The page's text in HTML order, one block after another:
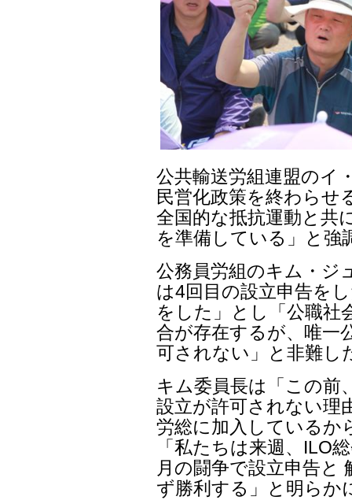
公共輸送労組連盟のイ
民営化政策を終わらせ
全国的な抵抗運動と共
を準備している」と強
公務員労組のキム・ジ
は4回目の設立申告を
をした」とし「公職社
合が存在するが、唯一
可されない」と非難し
キム委員長は「この前
設立が許可されない理
労総に加入しているか
「私たちは来週、ILO
月の闘争で設立申告と
ず勝利する」と明らか